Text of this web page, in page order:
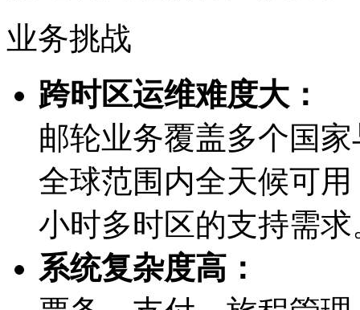
业务挑战
跨时区运维难度大：
邮轮业务覆盖多个国家
全球范围内全天候可用
小时多时区的支持需求
系统复杂度高：